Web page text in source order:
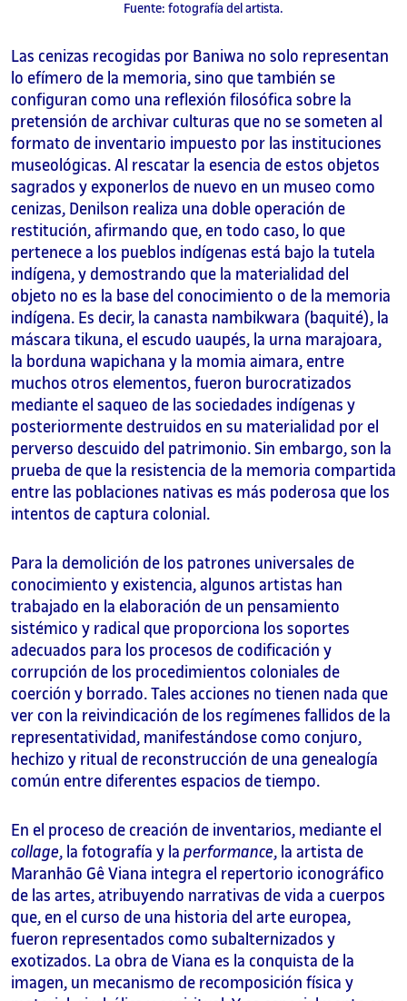
Fuente: fotografía del artista.
Las cenizas recogidas por Baniwa no solo representan
lo efímero de la memoria, sino que también se
configuran como una reflexión filosófica sobre la
pretensión de archivar culturas que no se someten al
formato de inventario impuesto por las instituciones
museológicas. Al rescatar la esencia de estos objetos
sagrados y exponerlos de nuevo en un museo como
cenizas, Denilson realiza una doble operación de
restitución, afirmando que, en todo caso, lo que
pertenece a los pueblos indígenas está bajo la tutela
indígena, y demostrando que la materialidad del
objeto no es la base del conocimiento o de la memoria
indígena. Es decir, la canasta nambikwara (baquité), la
máscara tikuna, el escudo uaupés, la urna marajoara,
la borduna wapichana y la momia aimara, entre
muchos otros elementos, fueron burocratizados
mediante el saqueo de las sociedades indígenas y
posteriormente destruidos en su materialidad por el
perverso descuido del patrimonio. Sin embargo, son la
prueba de que la resistencia de la memoria compartida
entre las poblaciones nativas es más poderosa que los
intentos de captura colonial.
Para la demolición de los patrones universales de
conocimiento y existencia, algunos artistas han
trabajado en la elaboración de un pensamiento
sistémico y radical que proporciona los soportes
adecuados para los procesos de codificación y
corrupción de los procedimientos coloniales de
coerción y borrado. Tales acciones no tienen nada que
ver con la reivindicación de los regímenes fallidos de la
representatividad, manifestándose como conjuro,
hechizo y ritual de reconstrucción de una genealogía
común entre diferentes espacios de tiempo.
En el proceso de creación de inventarios, mediante el
collage, la fotografía y la performance, la artista de
Maranhão Gê Viana integra el repertorio iconográfico
de las artes, atribuyendo narrativas de vida a cuerpos
que, en el curso de una historia del arte europea,
fueron representados como subalternizados y
exotizados. La obra de Viana es la conquista de la
imagen, un mecanismo de recomposición física y